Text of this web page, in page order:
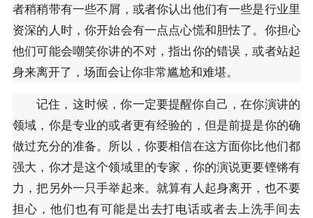
者稍稍带有一些不屑，或者你认出他们有一些是行业里
资深的人时，你开始会有一点点心慌和胆怯了。你担心
他们可能会嘲笑你讲的不对，指出你的错误，或者站起
身来离开了，场面会让你非常尴尬和难堪。
记住，这时候，你一定要提醒你自己，在你演讲的
领域，你是专业的或者更有经验的，但是前提是你的确
做过充分的准备。所以，你要相信在这方面你比他们都
强大，你才是这个领域里的专家，你的演说更要铿锵有
力，把另外一只手举起来。就算有人起身离开，也不要
担心，他们也有可能是出去打电话或者去上洗手间去